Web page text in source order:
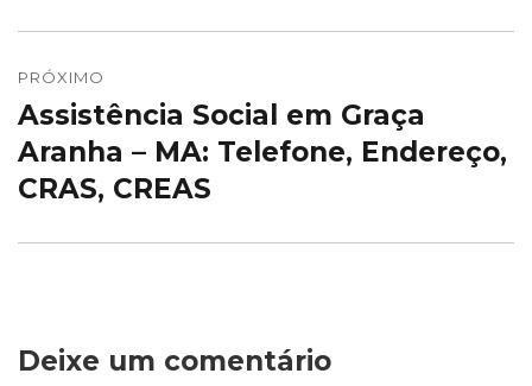
PRÓXIMO
Próximo
post:
Assistência Social em Graça
Aranha – MA: Telefone, Endereço,
CRAS, CREAS
Deixe um comentário